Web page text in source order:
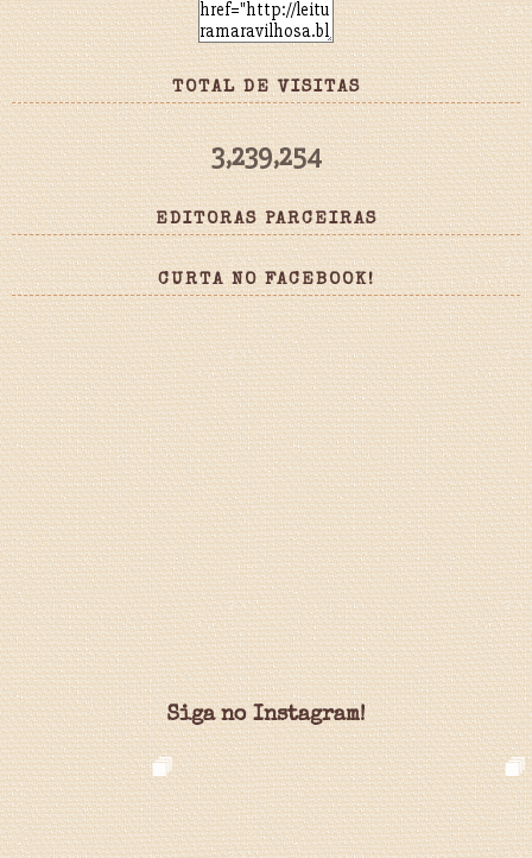
TOTAL DE VISITAS
3,239,254
EDITORAS PARCEIRAS
CURTA NO FACEBOOK!
Siga no Instagram!